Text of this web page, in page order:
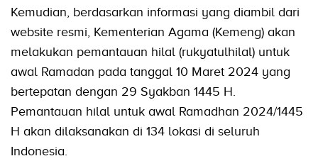
Kemudian, berdasarkan informasi yang diambil dari
website resmi, Kementerian Agama (Kemeng) akan
melakukan pemantauan hilal (rukyatulhilal) untuk
awal Ramadan pada tanggal 10 Maret 2024 yang
bertepatan dengan 29 Syakban 1445 H.
Pemantauan hilal untuk awal Ramadhan 2024/1445
H akan dilaksanakan di 134 lokasi di seluruh
Indonesia.